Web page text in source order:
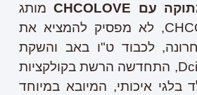
עם CHCOLOVE מותג
השוקולד CHCOLOVE, לא מפסיק להמציא את
לכבוד ט"ו באב והשקת
הסניף החדש ב-Dcity, התחדשה הרשת בקולקציות
בלגי איכותי, המיובא במיוחד